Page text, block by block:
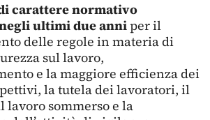
carattere normativo
ultimi due anniper il
delle regole in materia di
sul lavoro,
e la maggiore efficienza dei
la tutela dei lavoratori, il
lavoro sommerso e la